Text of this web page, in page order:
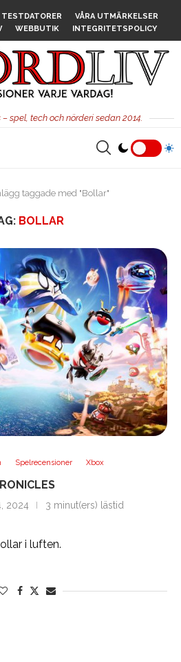
TESTDATORER
VÅRA UTMÄRKELSER
WEBBUTIK INTEGRITETSPOLICY
spel, tech och nörderi sedan 2014.
taggade med "Bollar"
BOLLAR
Spelrecensioner Xbox
2024 3 minut(ers) lästid
i luften.